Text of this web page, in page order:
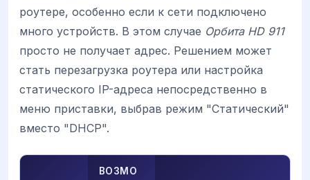
роутере, особенно если к сети подключено
много устройств. В этом случае Орбита HD 911
просто не получает адрес. Решением может
стать перезагрузка роутера или настройка
статического IP-адреса непосредственно в
меню приставки, выбрав режим "Статический"
вместо "DHCP".
ВОЗМО